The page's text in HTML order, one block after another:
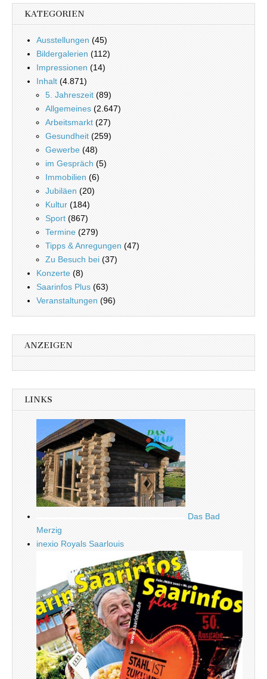
KATEGORIEN
Ausstellungen (45)
Bildergalerien (112)
Impressionen (14)
Inhalt (4.871)
5. Jahreszeit (89)
Allgemeines (2.647)
Arbeitsmarkt (27)
Gesundheit (259)
Gewerbe (48)
im Gespräch (5)
Immobilien (6)
Jubiläen (20)
Kultur (184)
Sport (867)
Termine (279)
Tipps & Anregungen (47)
Zu Besuch bei (37)
Konzerte (8)
Saarinfos Plus (63)
Veranstaltungen (96)
ANZEIGEN
LINKS
Das Bad
Merzig
inexio Royals Saarlouis